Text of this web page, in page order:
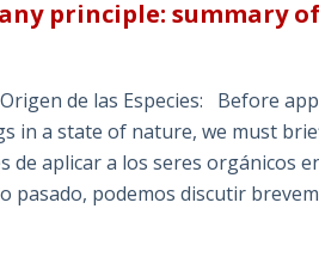
principle: summary
de las Especies: Before
in a state of nature, we must
aplicar a los seres orgánicos
pasado, podemos discutir